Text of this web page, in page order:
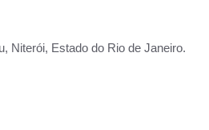
Niterói, Estado do Rio de Janeiro.